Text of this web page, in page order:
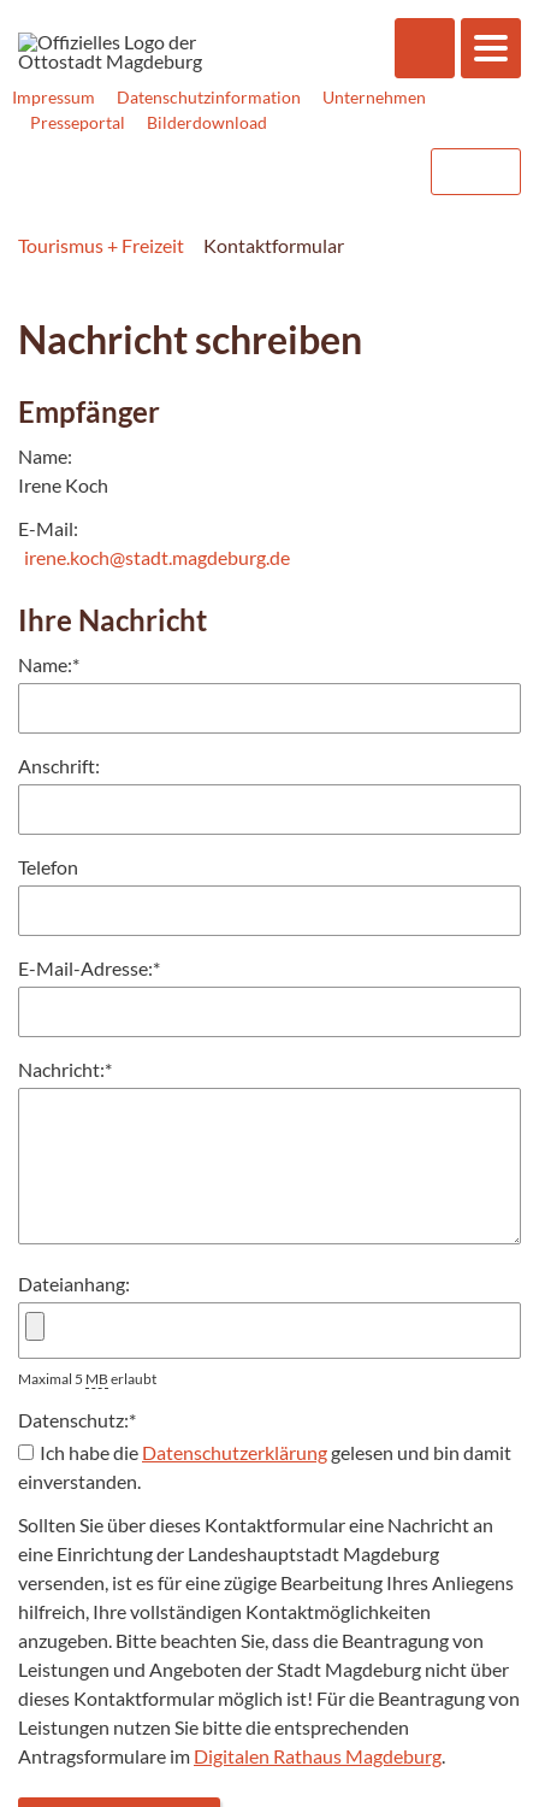
Impressum Datenschutzinformation
Unternehmen
Presseportal
Bilderdownload
Tourismus + Freizeit Kontaktformular
Nachricht schreiben
Empfänger
Name:
Irene Koch
E-Mail:
irene.koch@stadt.magdeburg.de
Ihre Nachricht
Name:*
Anschrift:
Telefon
E-Mail-Adresse:*
Nachricht:*
Dateianhang:
Maximal 5 MB erlaubt
Datenschutz:*
Ich habe die Datenschutzerklärunggelesen und bin damit
einverstanden.
Sollten Sie über dieses Kontaktformular eine Nachricht an
eine Einrichtung der Landeshauptstadt Magdeburg
versenden, ist es für eine zügige Bearbeitung Ihres Anliegens
hilfreich, Ihre vollständigen Kontaktmöglichkeiten
anzugeben. Bitte beachten Sie, dass die Beantragung von
Leistungen und Angeboten der Stadt Magdeburg nicht über
dieses Kontaktformular möglich ist! Für die Beantragung von
Leistungen nutzen Sie bitte die entsprechenden
Antragsformulare im Digitalen Rathaus Magdeburg.